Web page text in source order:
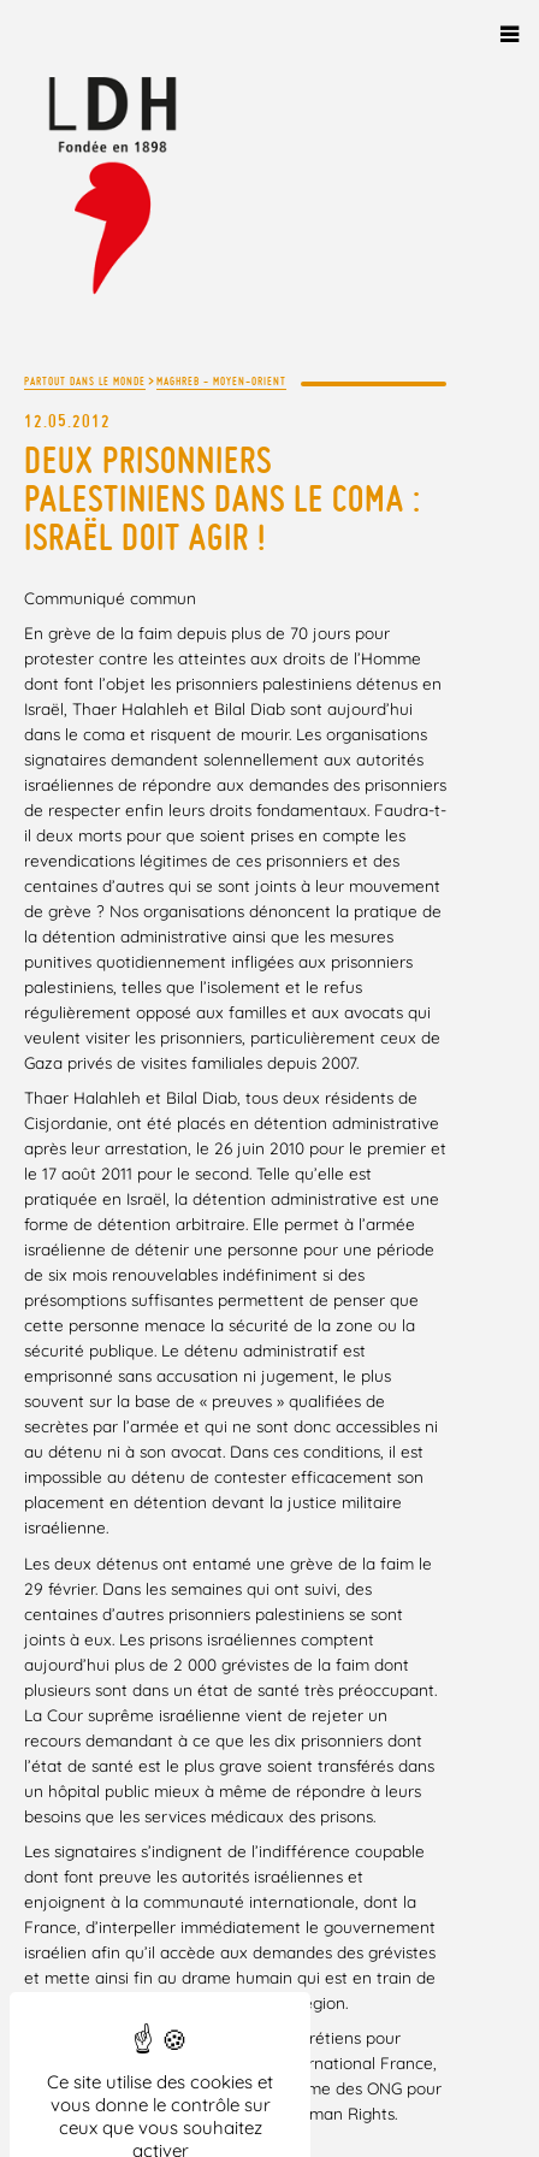
Ce site utilise des cookies et
vous donne le contrôle sur
ceux que vous souhaitez
activer
PARTOUT DANS LE MONDE >MAGHREB - MOYEN-ORIENT
12.05.2012
DEUX PRISONNIERS
PALESTINIENS DANS LE COMA :
ISRAËL DOIT AGIR !
Communiqué commun
En grève de la faim depuis plus de 70 jours pour
protester contre les atteintes aux droits de l’Homme
dont font l’objet les prisonniers palestiniens détenus en
Israël, Thaer Halahleh et Bilal Diab sont aujourd’hui
dans le coma et risquent de mourir. Les organisations
signataires demandent solennellement aux autorités
israéliennes de répondre aux demandes des prisonniers
de respecter enfin leurs droits fondamentaux. Faudra-t-
il deux morts pour que soient prises en compte les
revendications légitimes de ces prisonniers et des
centaines d’autres qui se sont joints à leur mouvement
de grève ? Nos organisations dénoncent la pratique de
la détention administrative ainsi que les mesures
punitives quotidiennement infligées aux prisonniers
palestiniens, telles que l’isolement et le refus
régulièrement opposé aux familles et aux avocats qui
veulent visiter les prisonniers, particulièrement ceux de
Gaza privés de visites familiales depuis 2007.
Thaer Halahleh et Bilal Diab, tous deux résidents de
Cisjordanie, ont été placés en détention administrative
après leur arrestation, le 26 juin 2010 pour le premier et
le 17 août 2011 pour le second. Telle qu’elle est
pratiquée en Israël, la détention administrative est une
forme de détention arbitraire. Elle permet à l’armée
israélienne de détenir une personne pour une période
de six mois renouvelables indéfiniment si des
présomptions suffisantes permettent de penser que
cette personne menace la sécurité de la zone ou la
sécurité publique. Le détenu administratif est
emprisonné sans accusation ni jugement, le plus
souvent sur la base de « preuves » qualifiées de
secrètes par l’armée et qui ne sont donc accessibles ni
au détenu ni à son avocat. Dans ces conditions, il est
impossible au détenu de contester efficacement son
placement en détention devant la justice militaire
israélienne.
Les deux détenus ont entamé une grève de la faim le
29 février. Dans les semaines qui ont suivi, des
centaines d’autres prisonniers palestiniens se sont
joints à eux. Les prisons israéliennes comptent
aujourd’hui plus de 2 000 grévistes de la faim dont
plusieurs sont dans un état de santé très préoccupant.
La Cour suprême israélienne vient de rejeter un
recours demandant à ce que les dix prisonniers dont
l’état de santé est le plus grave soient transférés dans
un hôpital public mieux à même de répondre à leurs
besoins que les services médicaux des prisons.
Les signataires s’indignent de l’indifférence coupable
dont font preuve les autorités israéliennes et
enjoignent à la communauté internationale, dont la
France, d’interpeller immédiatement le gouvernement
israélien afin qu’il accède aux demandes des grévistes
et mette ainsi fin au drame humain qui est en train de
se jouer et qui risque d’embraser la région.
Premiers signataires :
Action des Chrétiens pour
l’Abolition de la Torture, Amnesty International France,
Ligue des droits de l’Homme, Plateforme des ONG pour
la Palestine, Palestinian Center for Human Rights.
LE COMMUNIQUÉ COMMUN.